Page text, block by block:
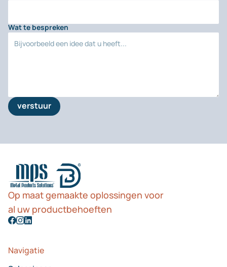
Wat te bespreken
Op maat gemaakte oplossingen voor
al uw productbehoeften
Navigatie